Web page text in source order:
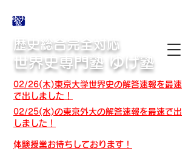
歴史総合完全対応
世界史専門塾 ゆげ塾
02/25(水)の東京外大の解答速報を最速で出
しました！
​体験授業お待ちしております！
02/26(木)東京大学世界史の解答速報を最速
で出しました！